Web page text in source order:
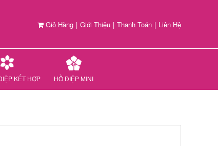
Giỏ Hàng | Giới Thiệu | Thanh Toán | Liên Hệ
KẾT HỢP HỒ ĐIỆP MINI